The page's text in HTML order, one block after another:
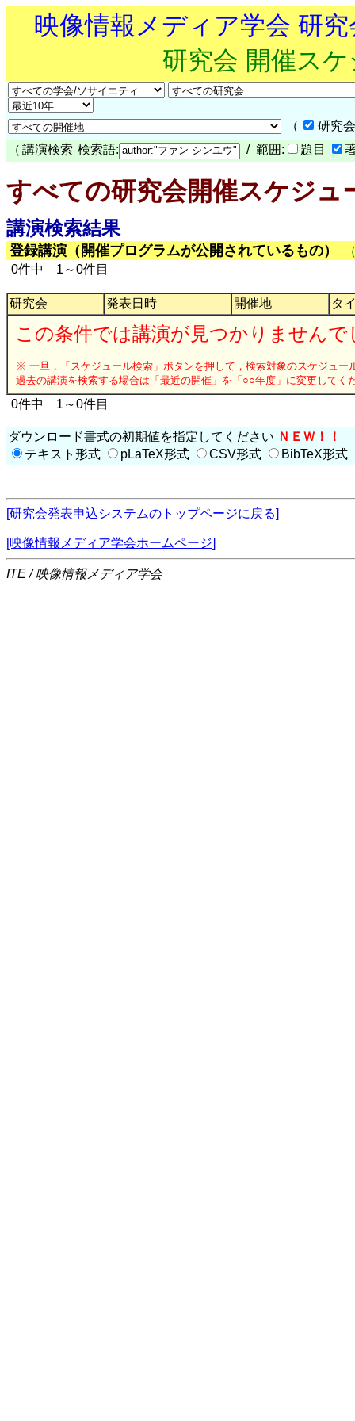
映像情報メディア学会 研
研究会 開催ス
（
研究
（ 講演検索 検索語: / 範囲: 題目
すべての研究会開催スケジュ
講演検索結果
登録講演（開催プログラムが公開されているもの）
0件中 1～0件目
研究会 発表日時 開催地 タ
この条件では講演が見つかりませんで
※ 一旦，「スケジュール検索」ボタンを押して，検索対象のスケジュー
過去の講演を検索する場合は「最近の開催」を「○○年度」に変更してく
0件中 1～0件目
ダウンロード書式の初期値を指定してください ＮＥＷ！！
テキスト形式
pLaTeX形式 CSV形式 BibTeX形式
[研究会発表申込システムのトップページに戻る]
[映像情報メディア学会ホームページ]
ITE / 映像情報メディア学会